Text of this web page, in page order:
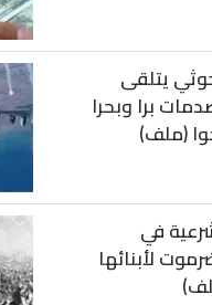
يتلقى
برا وبحرا
(ملف)
في
لأبنائها